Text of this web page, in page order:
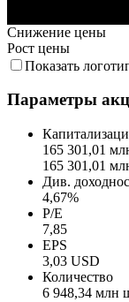
Снижение цены
Рост цены
Показать
Параметры
165 301,01
165 301,01
Див.
4,67%
P/E
7,85
EPS
3,03 USD
Количество
6 948,34 млн